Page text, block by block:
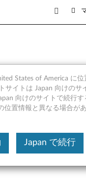
States of America に位
イトは Japan 向けのサ
向けのサイトで続行
置情報と異なる場合があ
Japan で続行